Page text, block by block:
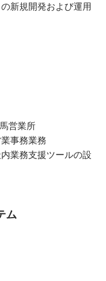
新規開発および運用
営業所
事務業務
業務支援ツールの設
ム